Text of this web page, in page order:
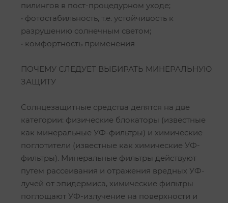
пилингов в пост-процедурном уходе;
• фотостабильность, т.е. устойчивость к
разрушению солнечным светом;
• комфортность применения
ПОЧЕМУ СЛЕДУЕТ ВЫБИРАТЬ МИНЕРАЛЬНУЮ
ЗАЩИТУ
Солнцезащитные средства делятся на две
категории: физические блокаторы (известные
как минеральные УФ-фильтры) и химические
поглотители (известные как химические УФ-
фильтры). Минеральные фильтры действуют
путем рассеивания и отражения вредных УФ-
лучей от эпидермиса, химические фильтры
поглощают УФ-излучение на поверхности и